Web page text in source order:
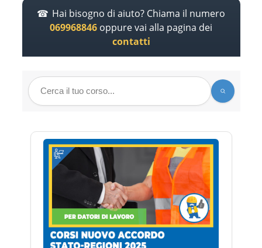
Hai bisogno di aiuto? Chiama il numero
069968846 oppure vai alla pagina dei
contatti